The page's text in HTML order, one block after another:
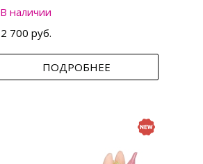
В наличии
2 700 руб.
ПОДРОБНЕЕ